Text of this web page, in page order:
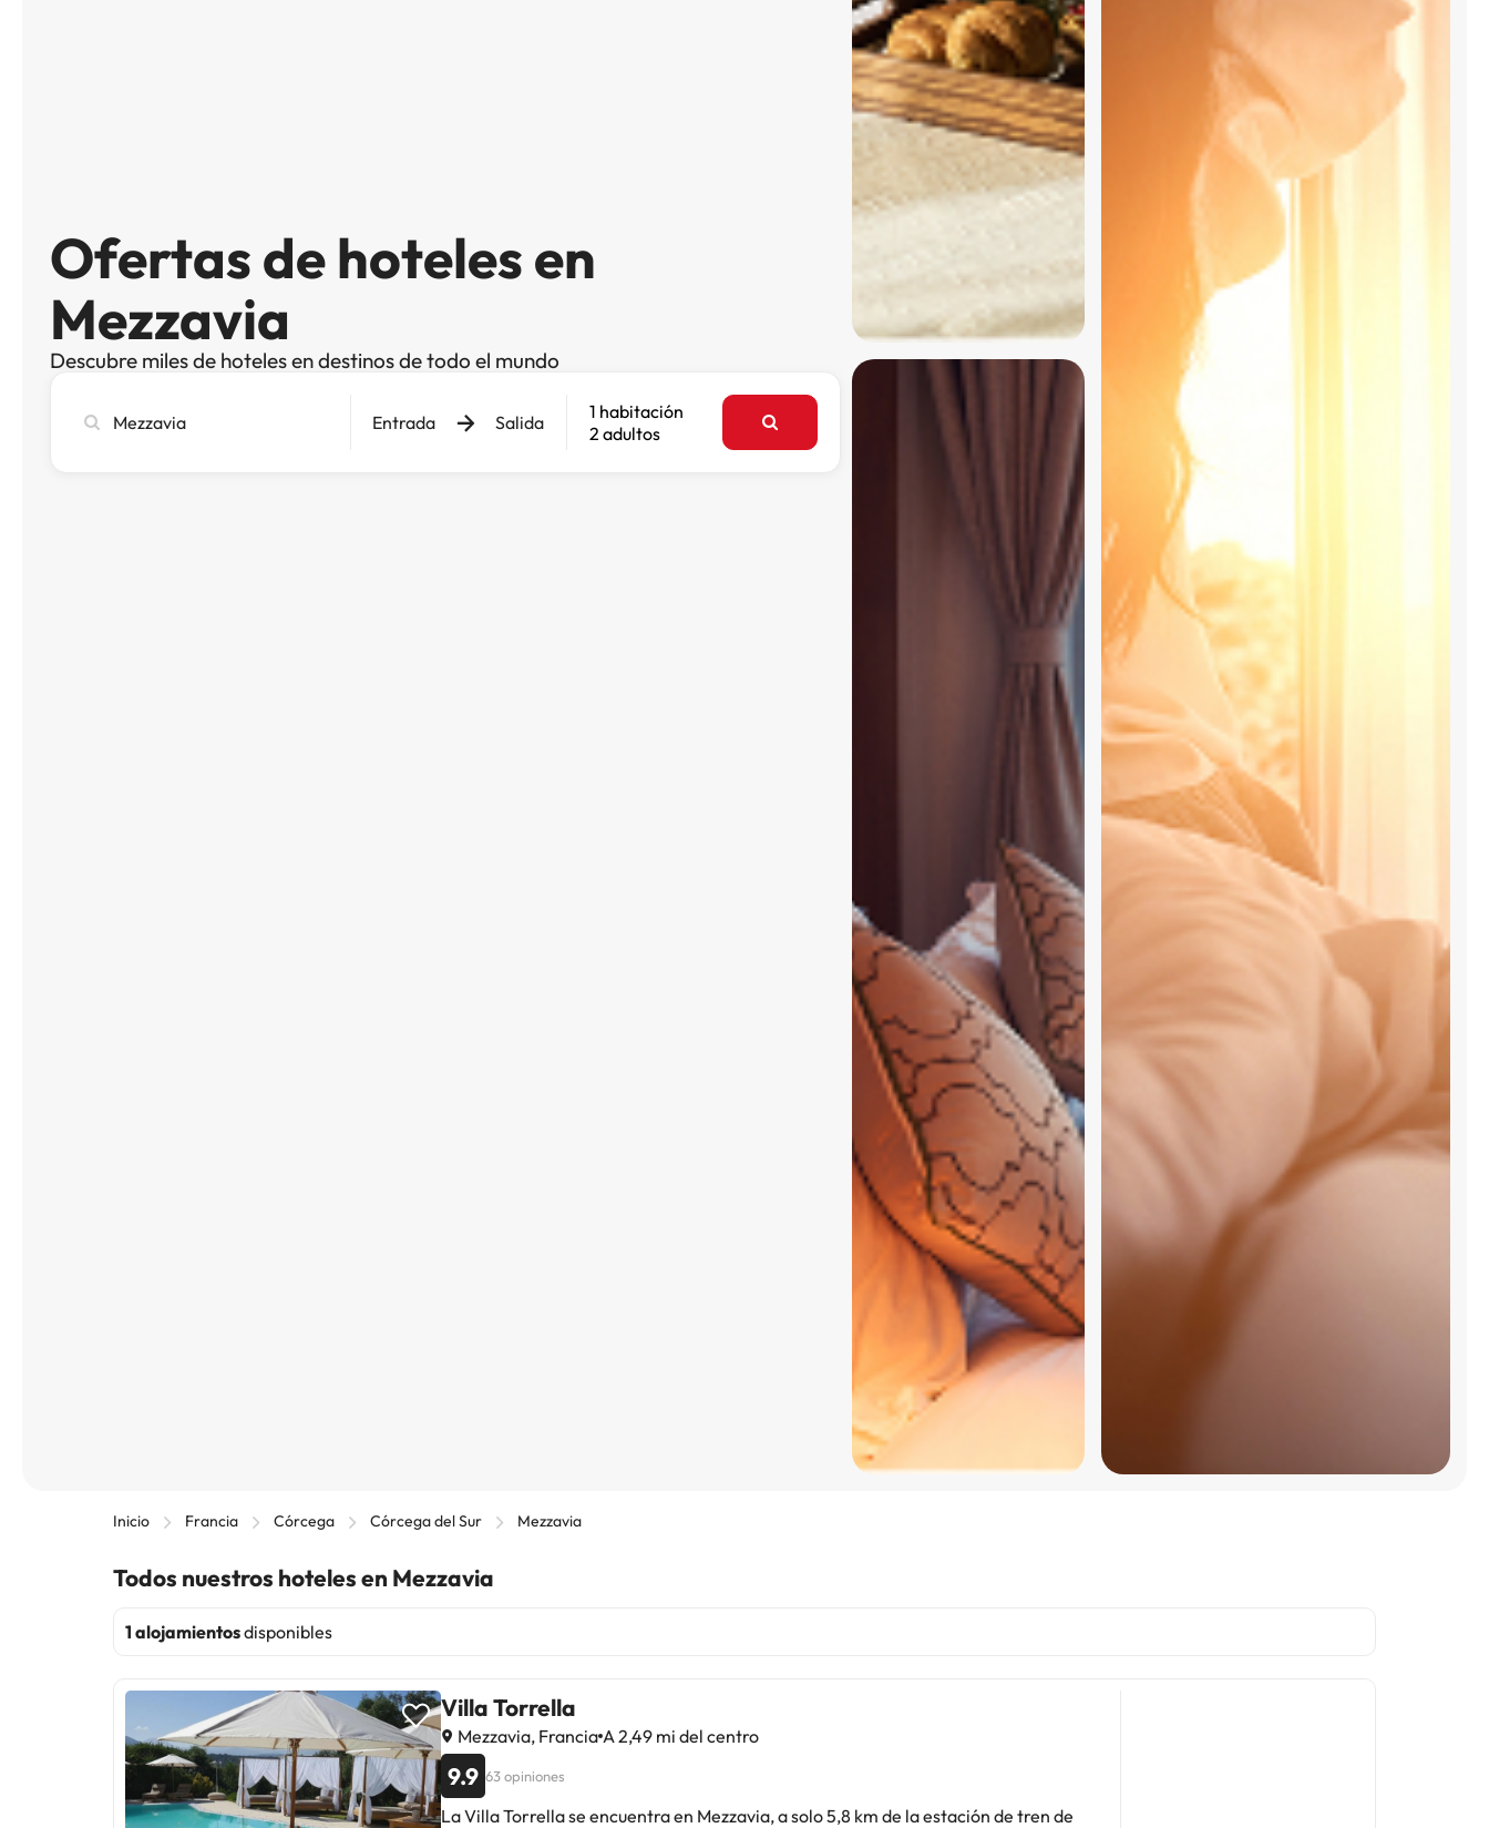
Ofertas de hoteles en
Mezzavia
Descubre miles de hoteles en destinos de todo el mundo
ciudad,
Entrada Salida
1 habitación
2 adultos
Inicio Francia Córcega Córcega del Sur Mezzavia
Todos nuestros hoteles en Mezzavia
1 alojamientosdisponibles
Villa Torrella
Mezzavia, Francia A 2,49 mi del centro
9.9 63 opiniones
La Villa Torrella se encuentra en Mezzavia, a solo 5,8 km de la estación de tren de